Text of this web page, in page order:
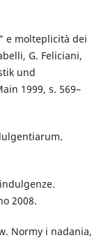
e molteplicità dei
G. Feliciani,
und
1999, s. 569–
2008.
Normy i nadania,